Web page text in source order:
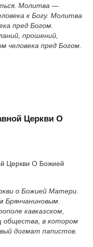
Молитва —
к Богу. Молитва
пред Богом.
прошений,
человека пред Богом.
Церкви О
о Божией Матери.
кавказском,
общества, в котором
догмат папистов.